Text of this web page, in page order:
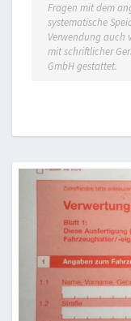
Fragen mit dem
systematische
Verwendung auch
mit schriftlicher
GmbH gestattet.